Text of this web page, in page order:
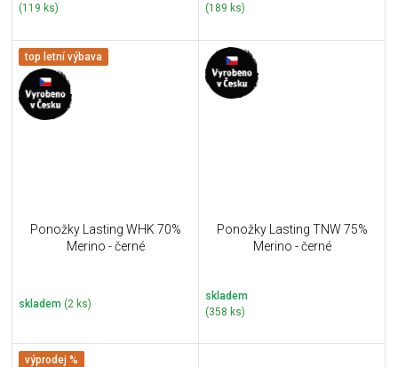
(119 ks)
(189 ks)
top letní výbava
Ponožky Lasting WHK 70%
Merino - černé
skladem (2 ks)
Ponožky Lasting TNW 75%
Merino - černé
skladem
(358 ks)
výprodej %